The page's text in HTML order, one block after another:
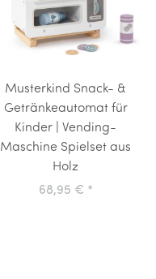
Musterkind Snack- &
Getränkeautomat für
Kinder | Vending-
Maschine Spielset aus
Holz
68,95 € *